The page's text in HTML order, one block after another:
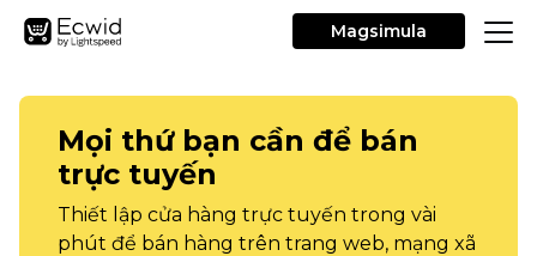
Magsimula
Mọi thứ bạn cần để bán
trực tuyến
Thiết lập cửa hàng trực tuyến trong vài
phút để bán hàng trên trang web, mạng xã